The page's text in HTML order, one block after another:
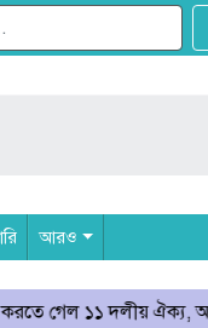
আরও
ঐক্য, আটকে দিলো পুলিশ